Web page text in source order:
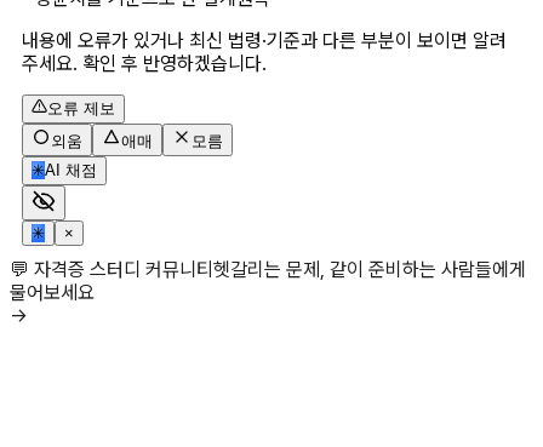
내용에 오류가 있거나 최신 법령·기준과 다른 부분이 보이면 알려
주세요. 확인 후 반영하겠습니다.
오류 제보
외움
애매
모름
✳AI 채점
✳ ×
💬 자격증 스터디 커뮤니티헷갈리는 문제, 같이 준비하는 사람들에게
물어보세요
→